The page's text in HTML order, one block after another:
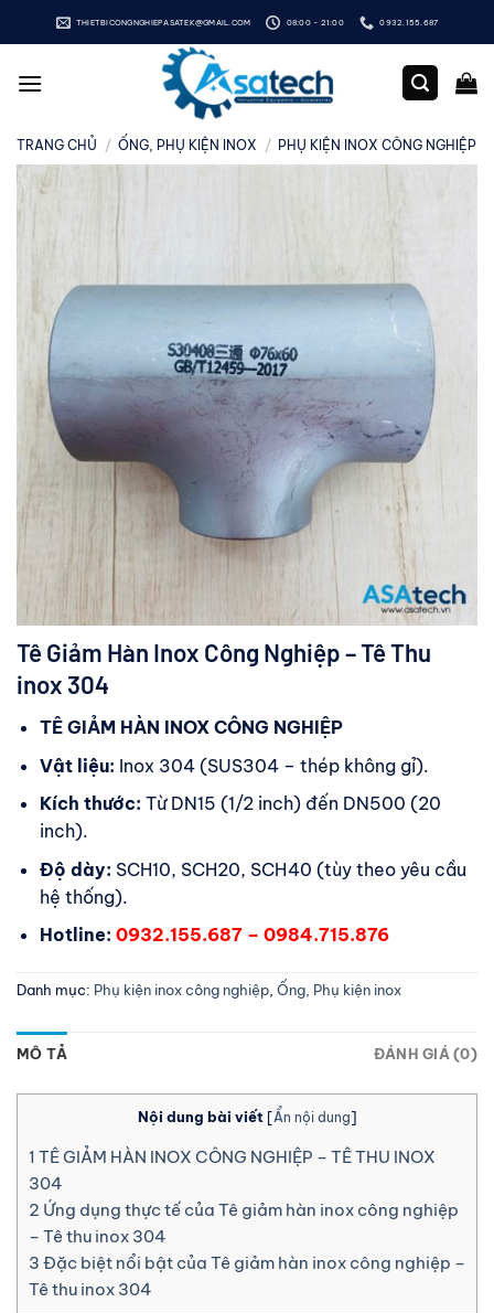
qua
dung
THIETBICONGNGHIEPASATEK@GMAIL.COM 08:00 - 21:00 0932.155.687
TRANG CHỦ / ỐNG, PHỤ KIỆN INOX / PHỤ KIỆN INOX CÔNG NGHIỆP
Tê Giảm Hàn Inox Công Nghiệp – Tê Thu
inox 304
TÊ GIẢM HÀN INOX CÔNG NGHIỆP
Vật liệu: Inox 304 (SUS304 – thép không gỉ).
Kích thước: Từ DN15 (1/2 inch) đến DN500 (20
inch).
Độ dày: SCH10, SCH20, SCH40 (tùy theo yêu cầu
hệ thống).
Hotline: 0932.155.687 – 0984.715.876
Danh mục: Phụ kiện inox công nghiệp Ống, Phụ kiện inox
MÔ TẢ ĐÁNH GIÁ (0)
Nội dung bài viết [Ẩn nội dung]
1 TÊ GIẢM HÀN INOX CÔNG NGHIỆP – TÊ THU INOX
304
2 Ứng dụng thực tế của Tê giảm hàn inox công nghiệp
– Tê thu inox 304
3 Đặc biệt nổi bật của Tê giảm hàn inox công nghiệp –
Tê thu inox 304